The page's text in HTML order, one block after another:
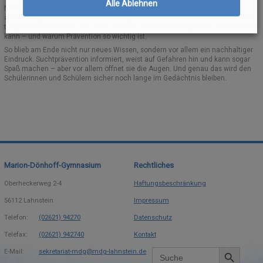
Neben Aha-Momenten und auch einigen lachenden Gesichtern sorgten vor
allem die geschilderten realen Fallbeispiele für Nachdenklichkeit. Echte, teils
tragische Geschichten machten deutlich, welche Konsequenzen Sucht haben
kann – und warum Prävention so wichtig ist.
So blieb am Ende nicht nur neues Wissen, sondern vor allem ein nachhaltiger
Eindruck. Suchtprävention informiert, weist auf Gefahren hin und kann sogar
Spaß machen – aber vor allem öffnet sie die Augen. Und genau das wird den
Schülerinnen und Schülern sicher noch lange im Gedächtnis bleiben.
Marion-Dönhoff-Gymnasium
Oberheckerweg 2-4
56112 Lahnstein
Telefon: (02621) 94270
Telefax: (02621) 942740
E-Mail: sekretariat-mdg@mdg-lahnstein.de
Rechtliches
Haftungsbeschränkung
Impressum
Datenschutz
Kontakt
Search
for:
Search Button
Alle Ablehnen